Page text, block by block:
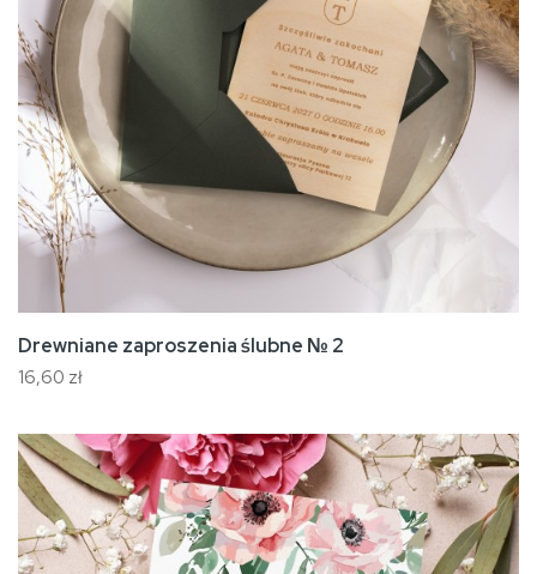
Drewniane zaproszenia ślubne № 2
16,60 zł